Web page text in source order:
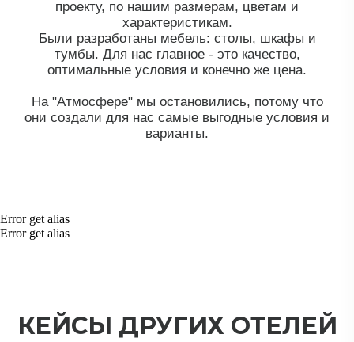
Error get alias
Error get alias
КЕЙСЫ ДРУГИХ ОТЕЛЕЙ